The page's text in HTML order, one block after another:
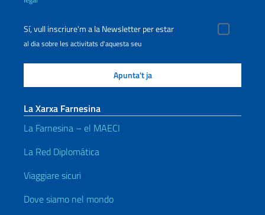
Sí, vull inscriure'm a la Newsletter per estar
al dia sobre les activitats d'aquesta seu
La Xarxa Farnesina
La Farnesina – el MAECI
La Red Diplomática
Viaggiare sicuri
Dove siamo nel mondo